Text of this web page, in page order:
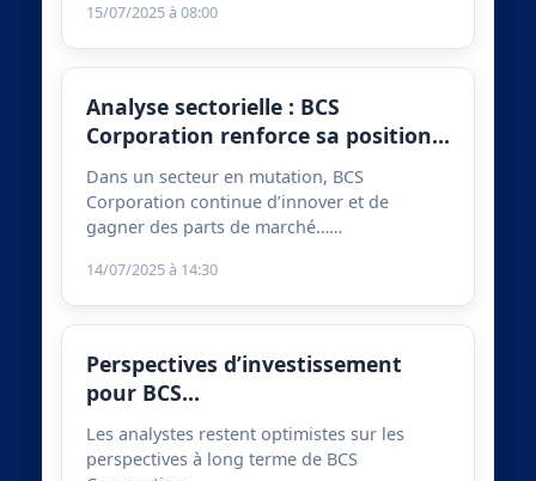
15/07/2025 à 08:00
Analyse sectorielle : BCS
Corporation renforce sa position…
Dans un secteur en mutation, BCS
Corporation continue d’innover et de
gagner des parts de marché……
14/07/2025 à 14:30
Perspectives d’investissement
pour BCS…
Les analystes restent optimistes sur les
perspectives à long terme de BCS